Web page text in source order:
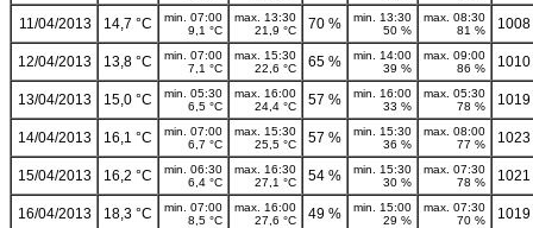
11/04/2013 14,7 °C
min. 07:00
9,1 °C
max. 13:30
21,9 °C
70 %
min. 13:30
50 %
max. 08:30
81 %
12/04/2013 13,8 °C
min. 07:00
7,1 °C
max. 15:30
22,6 °C
65 %
min. 14:00
39 %
max. 09:00
86 %
13/04/2013 15,0 °C
min. 05:30
6,5 °C
max. 16:00
24,4 °C
57 %
min. 16:00
33 %
max. 05:30
78 %
14/04/2013 16,1 °C
min. 07:00
6,7 °C
max. 15:30
25,5 °C
57 %
min. 15:30
36 %
max. 08:00
77 %
15/04/2013 16,2 °C
min. 06:30
6,4 °C
max. 16:30
27,1 °C
54 %
min. 15:30
30 %
max. 07:30
78 %
16/04/2013 18,3 °C
min. 07:00
8,5 °C
max. 16:00
27,6 °C
49 %
min. 15:00
29 %
max. 07:30
70 %